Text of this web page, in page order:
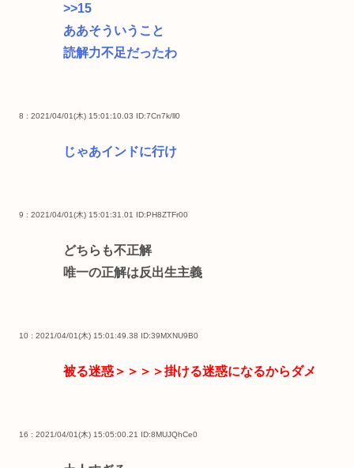
>>15
ああそういうこと
読解力不足だったわ
8 : 2021/04/01(木) 15:01:10.03 ID:7Cn7k/ll0
じゃあインドに行け
9 : 2021/04/01(木) 15:01:31.01 ID:PH8ZTFr00
どちらも不正解
唯一の正解は反出生主義
10 : 2021/04/01(木) 15:01:49.38 ID:39MXNU9B0
被る迷惑＞＞＞＞掛ける迷惑になるからダメ
16 : 2021/04/01(木) 15:05:00.21 ID:8MUJQhCe0